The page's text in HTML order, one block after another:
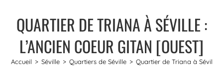
QUARTIER DE TRIANA À SÉVILLE :
L’ANCIEN COEUR GITAN [OUEST]
Accueil > Séville > Quartiers de Séville > Quartier de Triana à Séville